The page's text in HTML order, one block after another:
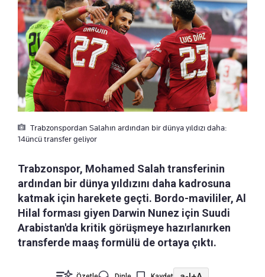
Trabzonspordan Salahın ardından bir dünya yıldızı daha:
14üncü transfer geliyor
Trabzonspor, Mohamed Salah transferinin
ardından bir dünya yıldızını daha kadrosuna
katmak için harekete geçti. Bordo-mavililer, Al
Hilal forması giyen Darwin Nunez için Suudi
Arabistan'da kritik görüşmeye hazırlanırken
transferde maaş formülü de ortaya çıktı.